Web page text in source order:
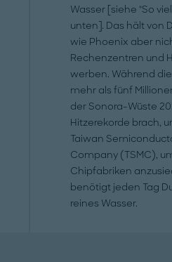
Wasser [siehe "So
unten]. Das hält von
wie Phoenix aber
Rechenzentren und
werben. Während
mehr als fünf
der Sonora-Wüste
Hitzerekorde brach,
Taiwan
Company (TSMC),
Chipfabriken
benötigt jeden Tag
reines Wasser.